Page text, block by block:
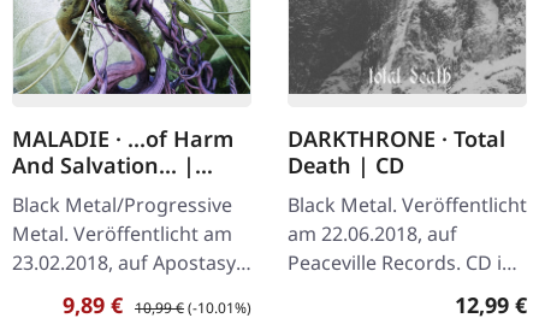
MALADIE · ...of Harm
And Salvation... |
DIGIPAK CD
Black Metal/Progressive
Metal. Veröffentlicht am
23.02.2018, auf Apostasy
Records. CD im DigiPak.
Verkaufspreis:
9,89 € Regulärer Preis:
10,99 €(-10.01%)
DARKTHRONE · Total
Death | CD
Black Metal. Veröffentlicht
am 22.06.2018, auf
Peaceville Records. CD im
12,99 €